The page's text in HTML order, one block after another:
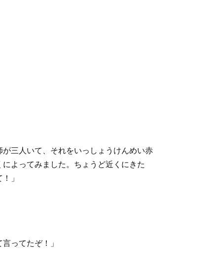
三人いて、それをいっしょうけんめい赤
よってみました。ちょうど近くにきた
」
ってたぞ！」